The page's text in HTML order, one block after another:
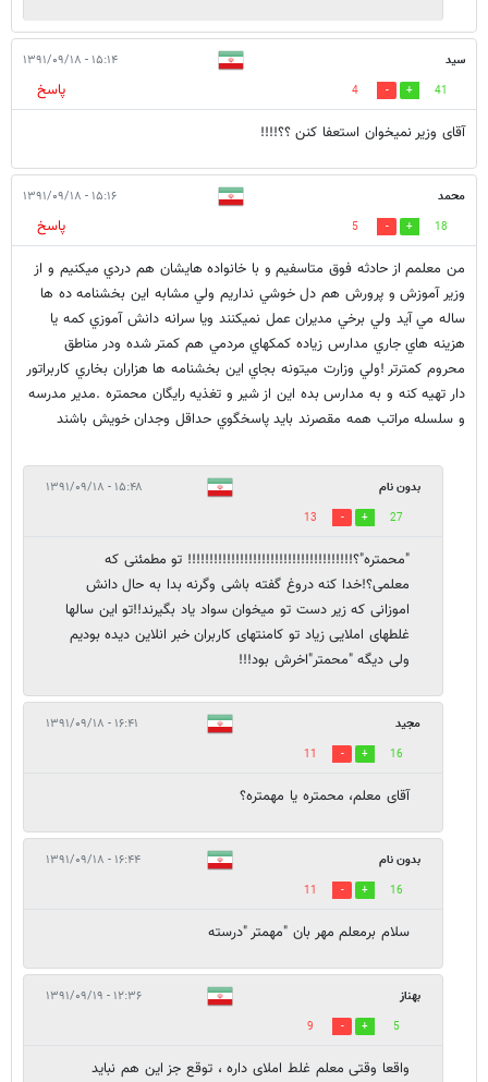
سید ۱۵:۱۴ - ۱۳۹۱/۰۹/۱۸
41
4
پاسخ
آقای وزیر نمیخوان استعفا کنن ؟؟!!!!
محمد ۱۵:۱۶ - ۱۳۹۱/۰۹/۱۸
18
5
پاسخ
من معلمم از حادثه فوق متاسفيم و با خانواده هايشان هم دردي ميكنيم و از
وزير آموزش و پرورش هم دل خوشي نداريم ولي مشابه اين بخشنامه ده ها
ساله مي آيد ولي برخي مديران عمل نميكنند ويا سرانه دانش آموزي كمه يا
هزينه هاي جاري مدارس زياده كمكهاي مردمي هم كمتر شده ودر مناطق
محروم كمترتر !ولي وزارت ميتونه بجاي اين بخشنامه ها هزاران بخاري كاربراتور
دار تهيه كنه و به مدارس بده اين از شير و تغذيه رايگان محمتره .مدير مدرسه
و سلسله مراتب همه مقصرند بايد پاسخگوي حداقل وجدان خويش باشند
بدون نام ۱۵:۴۸ - ۱۳۹۱/۰۹/۱۸
27
13
"محمتره"؟!!!!!!!!!!!!!!!!!!!!!!!!!!!!!!!!!!!!!! تو مطمئنی که
معلمی؟!خدا کنه دروغ گفته باشی وگرنه بدا به حال دانش
اموزانی که زیر دست تو میخوان سواد یاد بگیرند!!تو این سالها
غلطهای املایی زیاد تو کامنتهای کاربران خبر انلاین دیده بودیم
ولی دیگه "محمتر"اخرش بود!!!
مجید ۱۶:۴۱ - ۱۳۹۱/۰۹/۱۸
16
11
آقای معلم، محمتره یا مهمتره؟
بدون نام ۱۶:۴۴ - ۱۳۹۱/۰۹/۱۸
16
11
سلام برمعلم مهر بان "مهمتر "درسته
بهناز ۱۲:۳۶ - ۱۳۹۱/۰۹/۱۹
5
9
واقعا وقتی معلم غلط املای داره ، توقع جز این هم نباید